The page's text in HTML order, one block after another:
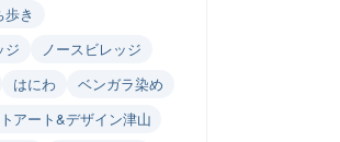
き
ジ
ノースビレッジ
はにわ
ベンガラ染め
アート&デザイン津山